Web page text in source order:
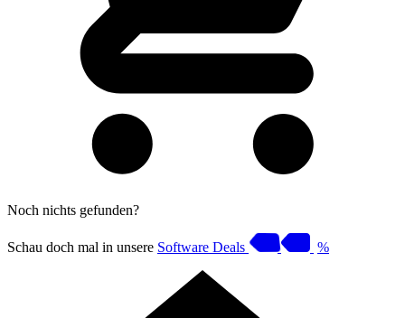
Noch nichts gefunden?
Schau doch mal in unsere Software Deals %